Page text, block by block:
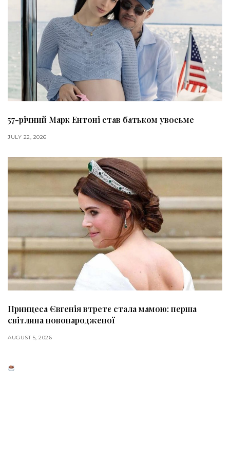
57-річний Марк Ентоні став батьком увосьме
JULY 22, 2026
Принцеса Євгенія втретє стала мамою: перша
світлина новонародженої
AUGUST 5, 2026